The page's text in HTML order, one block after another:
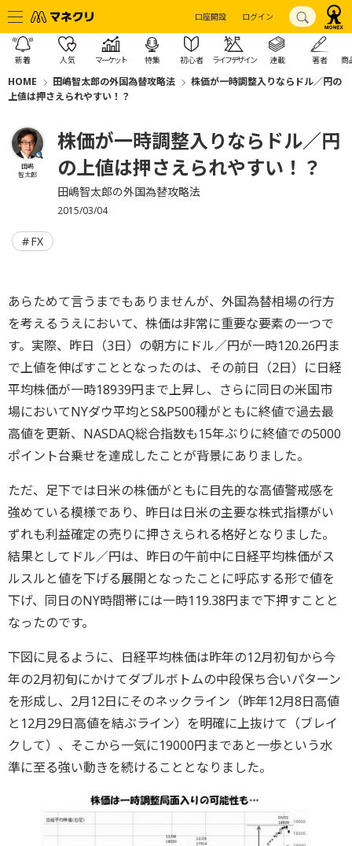
口座開設 ログイン
新着 人気 マーケット 特集 初心者 ライフデザイン 連載 著者 商
HOME 田嶋智太郎の外国為替攻略法
株価が一時調整入りならドル／円の
上値は押さえられやすい！？
田嶋
智太郎
株価が一時調整入りならドル／円
の上値は押さえられやすい！？
田嶋智太郎の外国為替攻略法
2015/03/04
FX
あらためて言うまでもありませんが、外国為替相場の行方
を考えるうえにおいて、株価は非常に重要な要素の一つで
す。実際、昨日（3日）の朝方にドル／円が一時120.26円ま
で上値を伸ばすこととなったのは、その前日（2日）に日経
平均株価が一時18939円まで上昇し、さらに同日の米国市
場においてNYダウ平均とS&P500種がともに終値で過去最
高値を更新、NASDAQ総合指数も15年ぶりに終値での5000
ポイント台乗せを達成したことが背景にありました。
ただ、足下では日米の株価がともに目先的な高値警戒感を
強めている模様であり、昨日は日米の主要な株式指標がい
ずれも利益確定の売りに押さえられる格好となりました。
結果としてドル／円は、昨日の午前中に日経平均株価がス
ルスルと値を下げる展開となったことに呼応する形で値を
下げ、同日のNY時間帯には一時119.38円まで下押すことと
なったのです。
下図に見るように、日経平均株価は昨年の12月初旬から今
年の2月初旬にかけてダブルボトムの中段保ち合いパターン
を形成し、2月12日にそのネックライン（昨年12月8日高値
と12月29日高値を結ぶライン）を明確に上抜けて（ブレイ
クして）、そこから一気に19000円まであと一歩という水
準に至る強い動きを続けることとなりました。